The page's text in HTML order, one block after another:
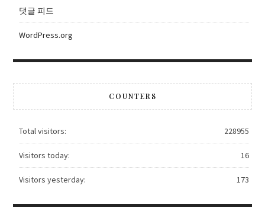
댓글 피드
WordPress.org
COUNTERS
228955
Total visitors:
16
Visitors today:
173
Visitors yesterday: